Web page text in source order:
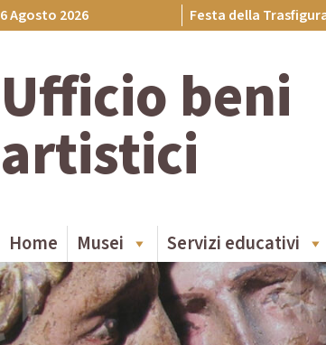
Skip
to
6 Agosto 2026 Festa della
Ufficio beni
artistici
Home Musei Servizi educativi